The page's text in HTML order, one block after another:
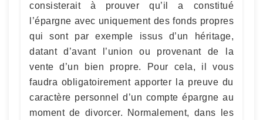
consisterait à prouver qu’il a constitué
l’épargne avec uniquement des fonds propres
qui sont par exemple issus d’un héritage,
datant d’avant l’union ou provenant de la
vente d’un bien propre. Pour cela, il vous
faudra obligatoirement apporter la preuve du
caractère personnel d’un compte épargne au
moment de divorcer. Normalement, dans les